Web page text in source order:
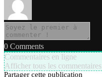
0 Comments
Commentaires en ligne
Afficher tous les commentaires
Partager cette publication